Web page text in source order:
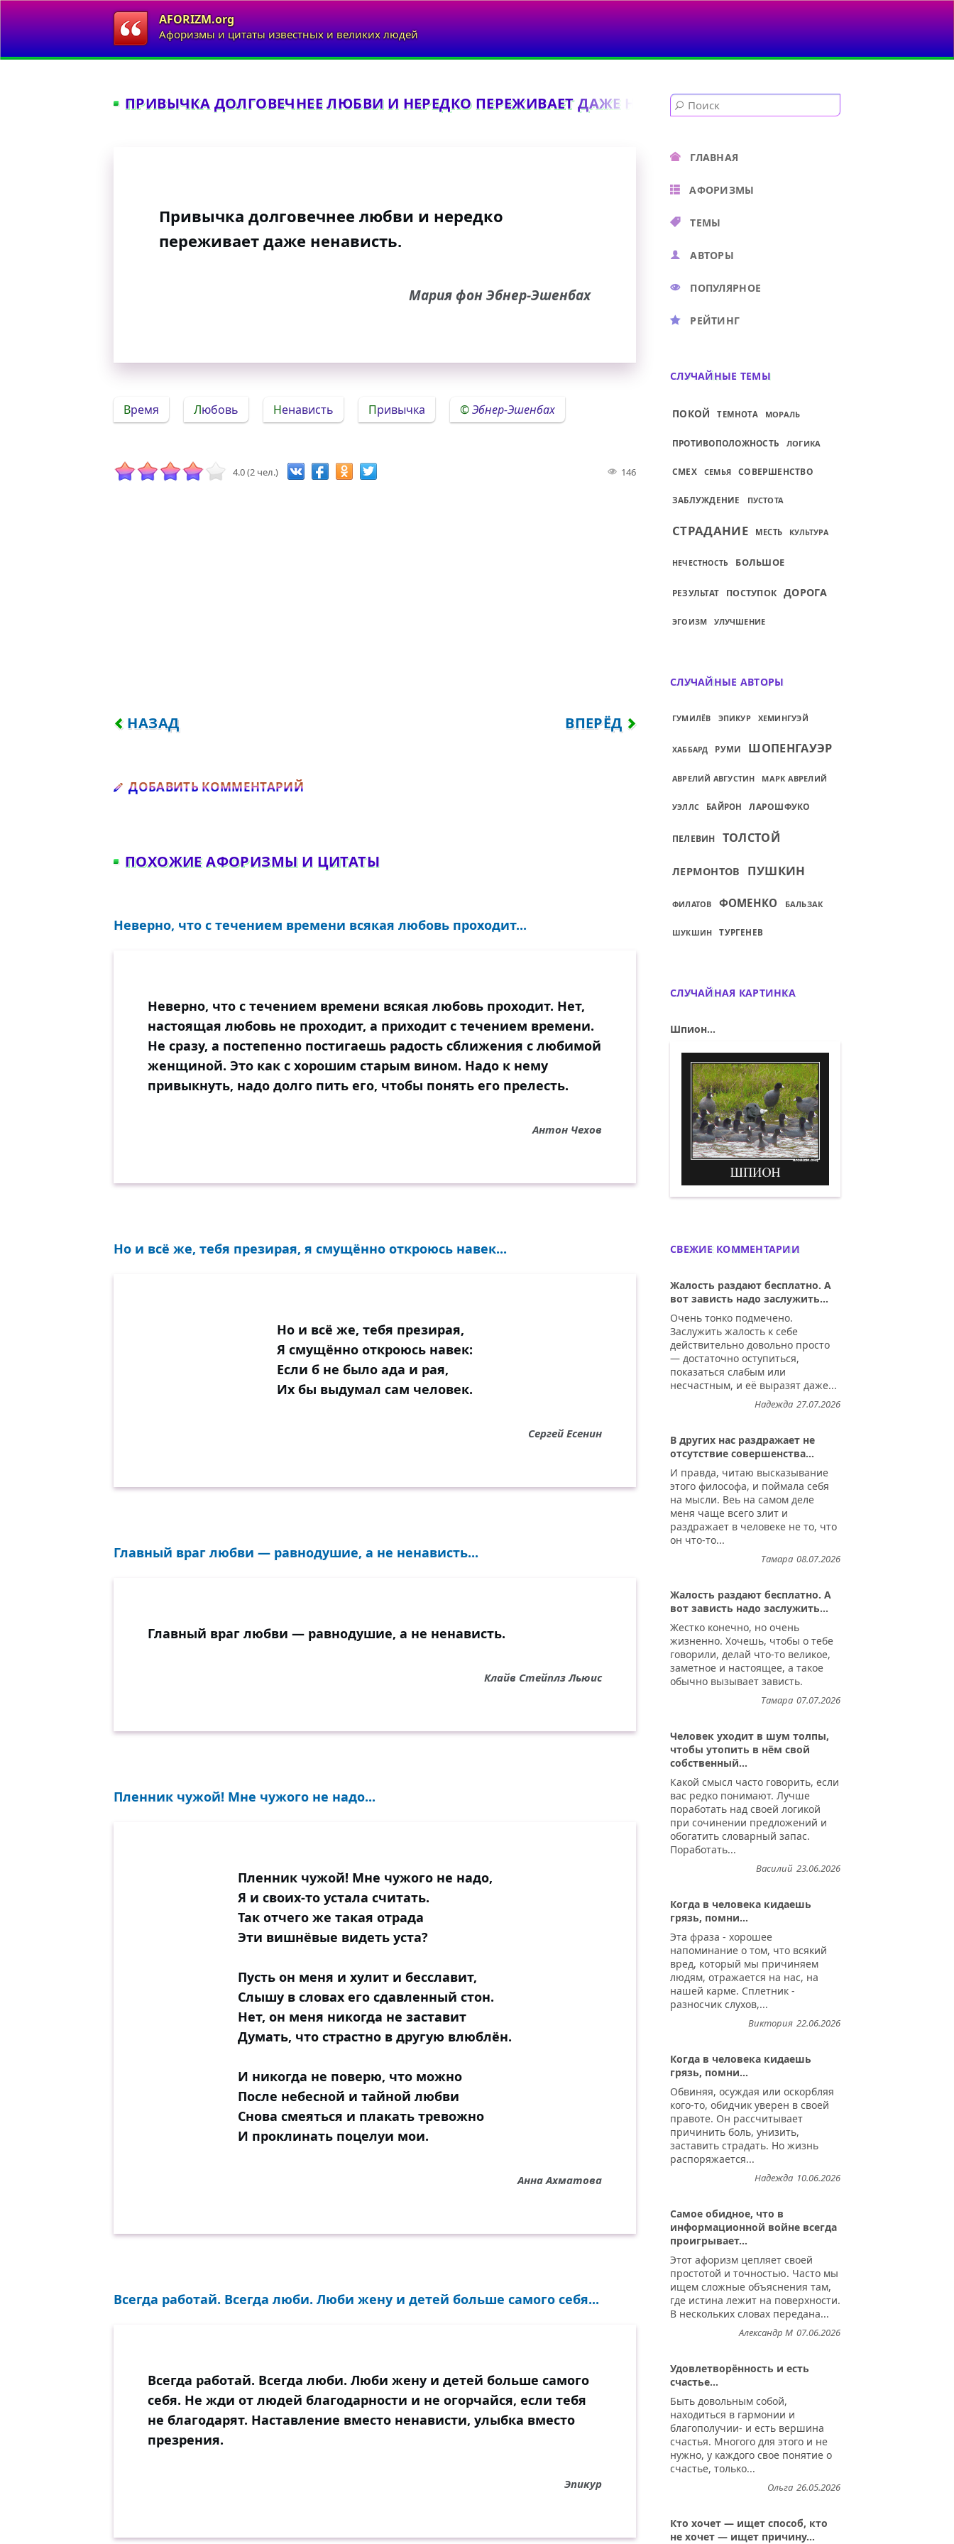
AFORIZM.org
Афоризмы и цитаты известных и великих людей
ПРИВЫЧКА ДОЛГОВЕЧНЕЕ ЛЮБВИ И НЕРЕДКО ПЕРЕЖИВАЕТ ДАЖЕ НЕНАВИСТЬ...
Привычка долговечнее любви и нередко
переживает даже ненависть.
Мария фон Эбнер-Эшенбах
Время Любовь Ненависть Привычка Эбнер-Эшенбах
4.0 (2 чел.) 146
ПРЕДЫДУЩИЙ: ВООБРАЖАЕМЫЕ НЕДУГИ НЕИЗЛЕЧИМЫ...
НАЗАД СЛЕДУЮЩИЙ: ГЛАВНОЕ, ЧТО НАДО ХОРОШО
ВПЕРЁД
ДОБАВИТЬ КОММЕНТАРИЙ
ПОХОЖИЕ АФОРИЗМЫ И ЦИТАТЫ
Неверно, что с течением времени всякая любовь проходит...
Неверно, что с течением времени всякая любовь проходит. Нет,
настоящая любовь не проходит, а приходит с течением времени.
Не сразу, а постепенно постигаешь радость сближения с любимой
женщиной. Это как с хорошим старым вином. Надо к нему
привыкнуть, надо долго пить его, чтобы понять его прелесть.
Антон Чехов
Но и всё же, тебя презирая, я смущённо откроюсь навек...
Но и всё же, тебя презирая,
Я смущённо откроюсь навек:
Если б не было ада и рая,
Их бы выдумал сам человек.
Сергей Есенин
Главный враг любви — равнодушие, а не ненависть...
Главный враг любви — равнодушие, а не ненависть.
Клайв Стейплз Льюис
Пленник чужой! Мне чужого не надо...
Пленник чужой! Мне чужого не надо,
Я и своих-то устала считать.
Так отчего же такая отрада
Эти вишнёвые видеть уста?
Пусть он меня и хулит и бесславит,
Слышу в словах его сдавленный стон.
Нет, он меня никогда не заставит
Думать, что страстно в другую влюблён.
И никогда не поверю, что можно
После небесной и тайной любви
Снова смеяться и плакать тревожно
И проклинать поцелуи мои.
Анна Ахматова
Всегда работай. Всегда люби. Люби жену и детей больше самого себя...
Всегда работай. Всегда люби. Люби жену и детей больше самого
себя. Не жди от людей благодарности и не огорчайся, если тебя
не благодарят. Наставление вместо ненависти, улыбка вместо
презрения.
Эпикур
ГЛАВНАЯ
АФОРИЗМЫ
ТЕМЫ
АВТОРЫ
ПОПУЛЯРНОЕ
РЕЙТИНГ
СЛУЧАЙНЫЕ ТЕМЫ
ПОКОЙ ТЕМНОТА МОРАЛЬ
ПРОТИВОПОЛОЖНОСТЬ ЛОГИКА
СМЕХ СЕМЬЯ СОВЕРШЕНСТВО
ЗАБЛУЖДЕНИЕ ПУСТОТА
СТРАДАНИЕ МЕСТЬ КУЛЬТУРА
НЕЧЕСТНОСТЬ БОЛЬШОЕ
РЕЗУЛЬТАТ ПОСТУПОК ДОРОГА
ЭГОИЗМ УЛУЧШЕНИЕ
СЛУЧАЙНЫЕ АВТОРЫ
ГУМИЛЁВ ЭПИКУР ХЕМИНГУЭЙ
ХАББАРД РУМИ ШОПЕНГАУЭР
АВРЕЛИЙ АВГУСТИН МАРК АВРЕЛИЙ
УЭЛЛС БАЙРОН ЛАРОШФУКО
ПЕЛЕВИН ТОЛСТОЙ
ЛЕРМОНТОВ ПУШКИН
ФИЛАТОВ ФОМЕНКО БАЛЬЗАК
ШУКШИН ТУРГЕНЕВ
СЛУЧАЙНАЯ КАРТИНКА
Шпион...
Шпион. Демотиватор
СВЕЖИЕ КОММЕНТАРИИ
Жалость раздают бесплатно. А
вот зависть надо заслужить...
Очень тонко подмечено.
Заслужить жалость к себе
действительно довольно просто
— достаточно оступиться,
показаться слабым или
несчастным, и её выразят даже...
27.07.2026
Надежда
В других нас раздражает не
отсутствие совершенства...
И правда, читаю высказывание
этого философа, и поймала себя
на мысли. Веь на самом деле
меня чаще всего злит и
раздражает в человеке не то, что
он что-то...
08.07.2026
Тамара
Жалость раздают бесплатно. А
вот зависть надо заслужить...
Жестко конечно, но очень
жизненно. Хочешь, чтобы о тебе
говорили, делай что-то великое,
заметное и настоящее, а такое
обычно вызывает зависть.
07.07.2026
Тамара
Человек уходит в шум толпы,
чтобы утопить в нём свой
собственный...
Какой смысл часто говорить, если
вас редко понимают. Лучше
поработать над своей логикой
при сочинении предложений и
обогатить словарный запас.
Поработать...
23.06.2026
Василий
Когда в человека кидаешь
грязь, помни...
Эта фраза - хорошее
напоминание о том, что всякий
вред, который мы причиняем
людям, отражается на нас, на
нашей карме. Сплетник -
разносчик слухов,...
22.06.2026
Виктория
Когда в человека кидаешь
грязь, помни...
Обвиняя, осуждая или оскорбляя
кого-то, обидчик уверен в своей
правоте. Он рассчитывает
причинить боль, унизить,
заставить страдать. Но жизнь
распоряжается...
10.06.2026
Надежда
Самое обидное, что в
информационной войне всегда
проигрывает...
Этот афоризм цепляет своей
простотой и точностью. Часто мы
ищем сложные объяснения там,
где истина лежит на поверхности.
В нескольких словах передана...
07.06.2026
Александр М
Удовлетворённость и есть
счастье...
Быть довольным собой,
находиться в гармонии и
благополучии- и есть вершина
счастья. Многого для этого и не
нужно, у каждого свое понятие о
счастье, только...
26.05.2026
Ольга
Кто хочет — ищет способ, кто
не хочет — ищет причину...